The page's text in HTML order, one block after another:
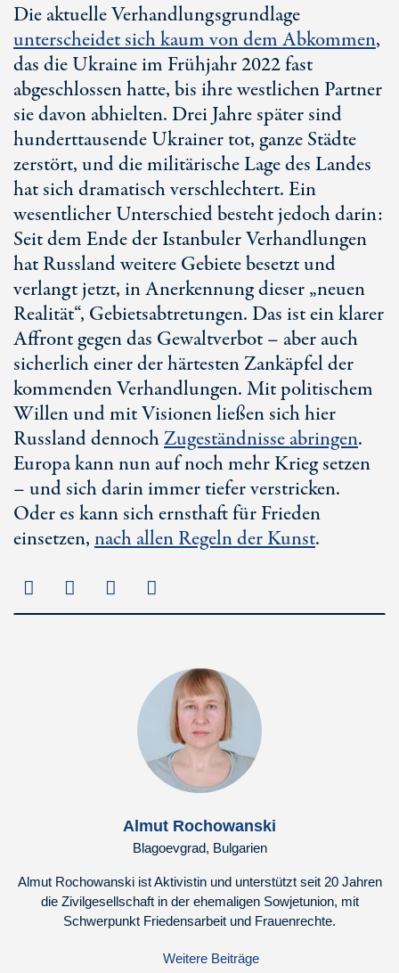
Die aktuelle Verhandlungsgrundlage
unterscheidet sich kaum von dem Abkommen,
das die Ukraine im Frühjahr 2022 fast
abgeschlossen hatte, bis ihre westlichen Partner
sie davon abhielten. Drei Jahre später sind
hunderttausende Ukrainer tot, ganze Städte
zerstört, und die militärische Lage des Landes
hat sich dramatisch verschlechtert. Ein
wesentlicher Unterschied besteht jedoch darin:
Seit dem Ende der Istanbuler Verhandlungen
hat Russland weitere Gebiete besetzt und
verlangt jetzt, in Anerkennung dieser „neuen
Realität“, Gebietsabtretungen. Das ist ein klarer
Affront gegen das Gewaltverbot – aber auch
sicherlich einer der härtesten Zankäpfel der
kommenden Verhandlungen. Mit politischem
Willen und mit Visionen ließen sich hier
Russland dennochZugeständnisse abringen.
Europa kann nun auf noch mehr Krieg setzen
– und sich darin immer tiefer verstricken.
Oder es kann sich ernsthaft für Frieden
einsetzen,nach allen Regeln der Kunst.
Almut Rochowanski
Blagoevgrad, Bulgarien
Almut Rochowanski ist Aktivistin und unterstützt seit 20 Jahren
die Zivilgesellschaft in der ehemaligen Sowjetunion, mit
Schwerpunkt Friedensarbeit und Frauenrechte.
Weitere Beiträge